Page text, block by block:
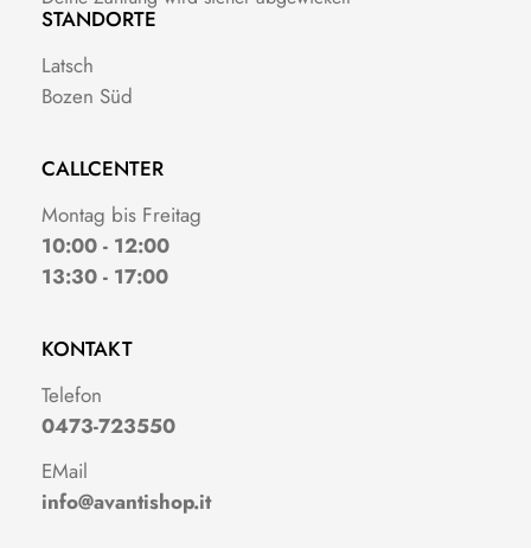
STANDORTE
Latsch
Bozen Süd
CALLCENTER
Montag bis Freitag
10:00 - 12:00
13:30 - 17:00
KONTAKT
Telefon
0473-723550
EMail
info@avantishop.it